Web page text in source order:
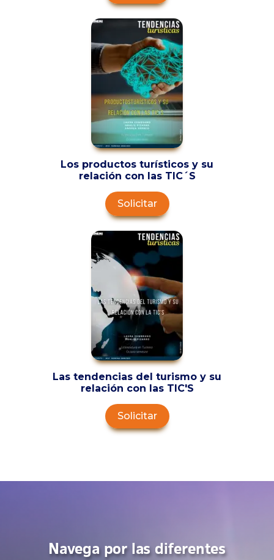
Los productos turísticos y su
relación con las TIC´S
Solicitar
Las tendencias del turismo y su
relación con las TIC'S
Solicitar
Navega por las diferentes